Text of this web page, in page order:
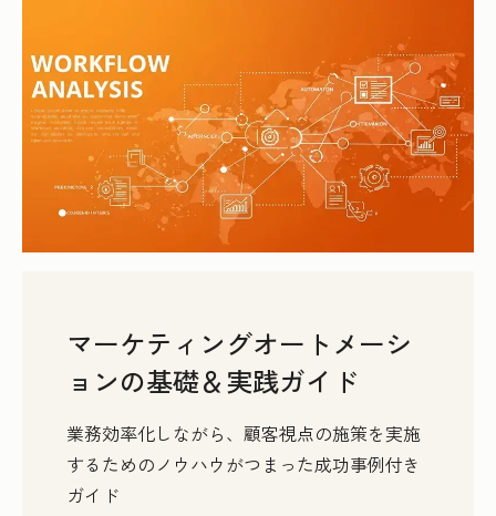
マーケティングオートメーシ
ョンの基礎＆実践ガイド
業務効率化しながら、顧客視点の施策を実施
するためのノウハウがつまった成功事例付き
ガイド